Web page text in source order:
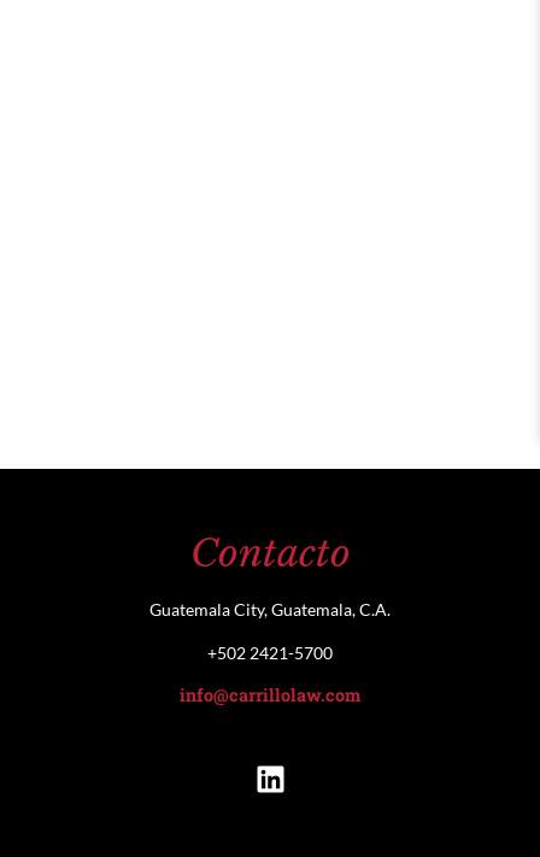
Contacto
Guatemala City, Guatemala, C.A.
+502 2421-5700
info@carrillolaw.com